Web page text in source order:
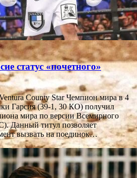
статус «почетного»
County Star Чемпион мира в 4
Гарсия (39-1, 30 КО) получил
мира по версии Всемирного
Данный титул позволяет
вызвать на поединок…